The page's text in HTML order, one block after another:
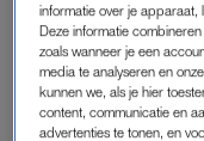
Ook
behandelbaar en
(zeventigplussers).
jaarlijks bij 12.000
informatie over je apparaat,
Deze informatie
zoals wanneer je een
media te analyseren en
kunnen we, als je hier
content, communicatie en
advertenties te tonen, en